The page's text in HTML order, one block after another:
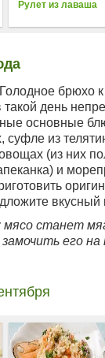
Рулет из лаваша
брюхо
такой день
основные
суфле из
(из них
и
вкусный
станет
его на